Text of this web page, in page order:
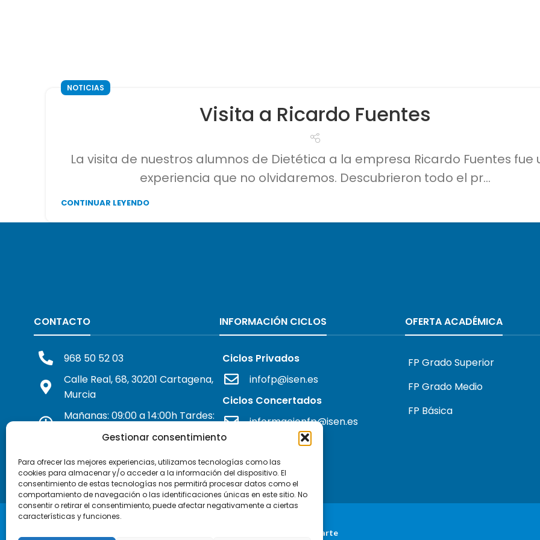
Gestionar consentimiento
Para ofrecer las mejores experiencias, utilizamos tecnologías como las
cookies para almacenar y/o acceder a la información del dispositivo. El
consentimiento de estas tecnologías nos permitirá procesar datos como el
comportamiento de navegación o las identificaciones únicas en este sitio. No
consentir o retirar el consentimiento, puede afectar negativamente a ciertas
características y funciones.
NOTICIAS
Visita a Ricardo Fuentes
La visita de nuestros alumnos de Dietética a la empresa Ricardo Fuentes fue
experiencia que no olvidaremos. Descubrieron todo el pr...
CONTINUAR LEYENDO
CONTACTO
968 50 52 03
Calle Real, 68, 30201 Cartagena,
Murcia
Mañanas: 09:00 a 14:00h Tardes:
16:00 a 19:00h
INFORMACIÓN CICLOS
Ciclos Privados
infofp@isen.es
Ciclos Concertados
informacionfp@isen.es
OFERTA ACADÉMICA
FP Grado Superior
FP Grado Medio
FP Básica
Contacto
Airearte